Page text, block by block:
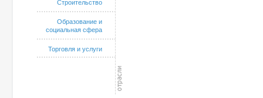
Строительство
Образование и
социальная сфера
Торговля и услуги